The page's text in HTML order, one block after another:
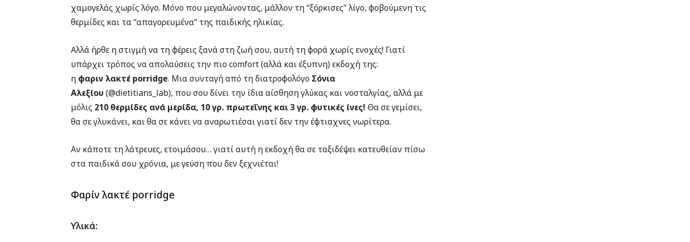
χαμογελάς χωρίς λόγο. Μόνο που μεγαλώνοντας, μάλλον τη “ξόρκισες” λίγο, φοβούμενη τις
θερμίδες και τα “απαγορευμένα” της παιδικής ηλικίας.
Αλλά ήρθε η στιγμή να τη φέρεις ξανά στη ζωή σου, αυτή τη φορά χωρίς ενοχές! Γιατί
υπάρχει τρόπος να απολαύσεις την πιο comfort (αλλά και έξυπνη) εκδοχή της:
η φαριν λακτέ porridge. Μια συνταγή από τη διατροφολόγο Σόνια
Αλεξίου (@dietitians_lab), που σου δίνει την ίδια αίσθηση γλύκας και νοσταλγίας, αλλά με
μόλις 210 θερμίδες ανά μερίδα, 10 γρ. πρωτεΐνης και 3 γρ. φυτικές ίνες! Θα σε γεμίσει,
θα σε γλυκάνει, και θα σε κάνει να αναρωτιέσαι γιατί δεν την έφτιαχνες νωρίτερα.
Αν κάποτε τη λάτρευες, ετοιμάσου… γιατί αυτή η εκδοχή θα σε ταξιδέψει κατευθείαν πίσω
στα παιδικά σου χρόνια, με γεύση που δεν ξεχνιέται!
Φαρίν λακτέ porridge
Υλικά: